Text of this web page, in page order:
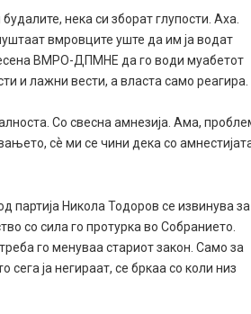
нека си зборат глупости. Аха.
вмровците уште да им ја водат
ВМРО-ДПМНЕ да го води муабетот
и лажни вести, а власта само реагира.
Со свесна амнезија. Ама,
сѐ ми се чини дека со
партија Никола Тодоров се извинува за
со сила го протурка во Собранието.
го менуваа стариот закон. Само за
ја негираат, се бркаа со коли низ